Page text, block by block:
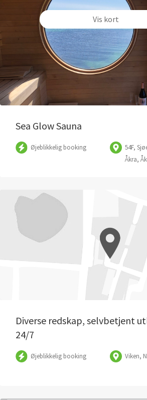
Vis kort
Sea Glow Sauna
Øjeblikkelig booking
54F,
Åkra,
Diverse redskap, selvbetjent
24/7
Øjeblikkelig booking Viken,